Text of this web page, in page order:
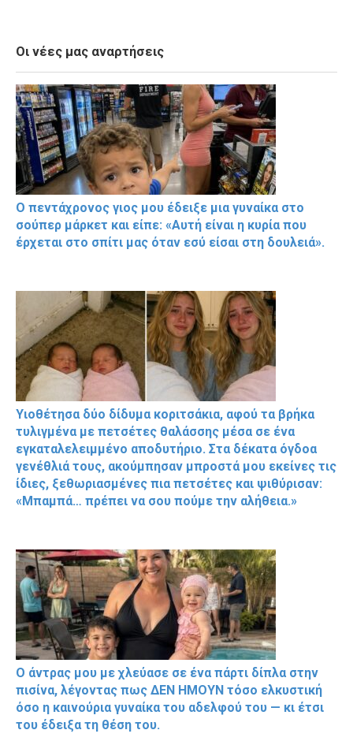
Οι νέες μας αναρτήσεις
Ο πεντάχρονος γιος μου έδειξε μια γυναίκα στο
σούπερ μάρκετ και είπε: «Αυτή είναι η κυρία που
έρχεται στο σπίτι μας όταν εσύ είσαι στη δουλειά».
Υιοθέτησα δύο δίδυμα κοριτσάκια, αφού τα βρήκα
τυλιγμένα με πετσέτες θαλάσσης μέσα σε ένα
εγκαταλελειμμένο αποδυτήριο. Στα δέκατα όγδοα
γενέθλιά τους, ακούμπησαν μπροστά μου εκείνες τις
ίδιες, ξεθωριασμένες πια πετσέτες και ψιθύρισαν:
«Μπαμπά… πρέπει να σου πούμε την αλήθεια.»
Ο άντρας μου με χλεύασε σε ένα πάρτι δίπλα στην
πισίνα, λέγοντας πως ΔΕΝ ΗΜΟΥΝ τόσο ελκυστική
όσο η καινούρια γυναίκα του αδελφού του — κι έτσι
του έδειξα τη θέση του.